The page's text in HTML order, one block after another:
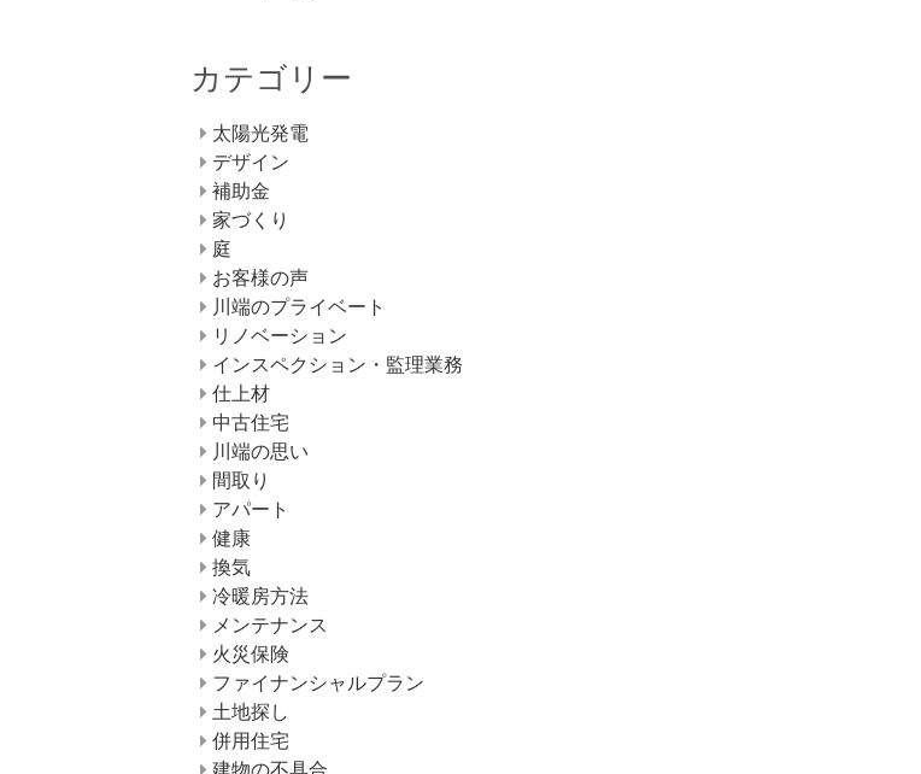
カテゴリー
太陽光発電
デザイン
補助金
家づくり
庭
お客様の声
川端のプライベート
リノベーション
インスペクション・監理業務
仕上材
中古住宅
川端の思い
間取り
アパート
健康
換気
冷暖房方法
メンテナンス
火災保険
ファイナンシャルプラン
土地探し
併用住宅
建物の不具合